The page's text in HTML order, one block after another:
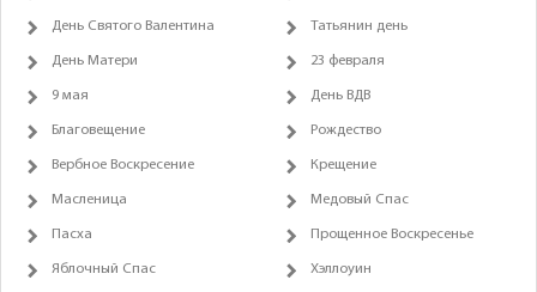
День Святого Валентина Татьянин день
День Матери 23 февраля
9 мая День ВДВ
Благовещение Рождество
Вербное Воскресение Крещение
Масленица Медовый Спас
Пасха Прощенное Воскресенье
Яблочный Спас Хэллоуин